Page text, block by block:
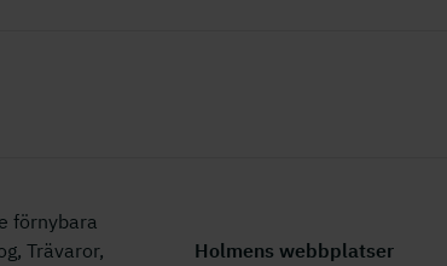
förnybara
Trävaror,
Holmens webbplatser